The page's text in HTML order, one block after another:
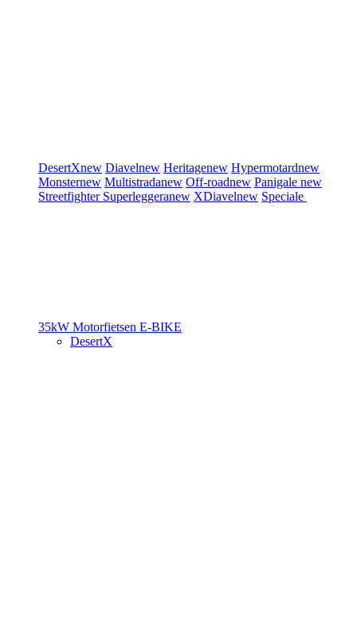
DesertXnew Diavelnew Heritagenew Hypermotardnew
Monsternew Multistradanew Off-roadnew Panigale new
Streetfighter Superleggeranew XDiavelnew Speciale
35kW Motorfietsen E-BIKE
DesertX